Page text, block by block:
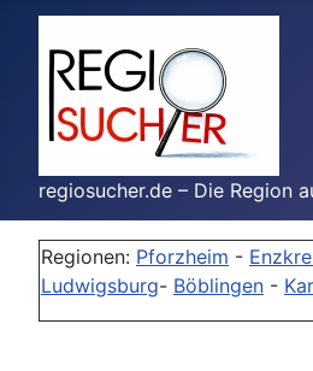
regiosucher.de – Die Region
Regionen: Pforzheim -
Ludwigsburg- Böblingen -